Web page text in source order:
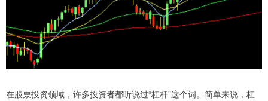
在股票投资领域，许多投资者都听说过“杠杆”这个词。简单来说，杠